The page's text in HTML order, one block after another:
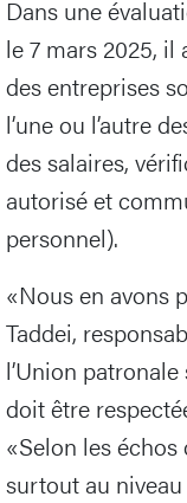
Dans une
le 7 mars 2025,
des entreprises
l’une ou l’autre
des salaires,
autorisé et
personnel).
«Nous en avons
Taddei,
l’Union
doit être
«Selon les échos
surtout au